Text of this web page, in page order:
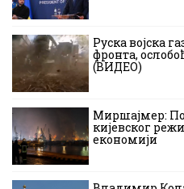
Руска војска
фронта,
(ВИДЕО)
Миршајмер:
кијевског
економији